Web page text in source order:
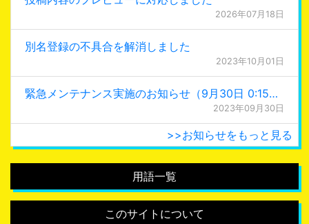
2026年07月18日
別名登録の不具合を解消しました
2023年10月01日
緊急メンテナンス実施のお知らせ（9月30日 0:15更新）
2023年09月30日
>>お知らせをもっと見る
用語一覧
このサイトについて